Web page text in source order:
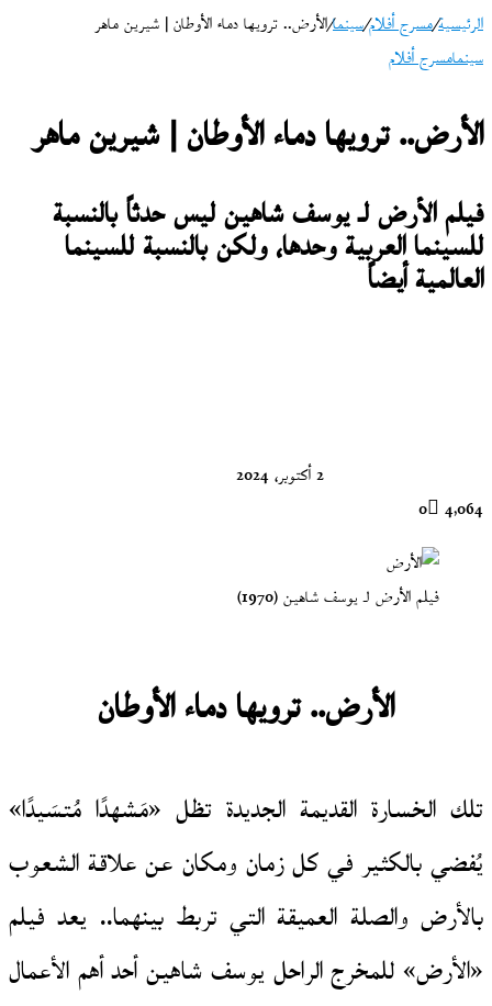
الرئيسية/مسرح أفلام/سينما/الأرض.. ترويها دماء الأوطان | شيرين ماهر
سينمامسرح أفلام
الأرض.. ترويها دماء الأوطان | شيرين ماهر
فيلم الأرض لـ يوسف شاهين ليس حدثاً بالنسبة
للسينما العربية وحدها، ولكن بالنسبة للسينما
العالمية أيضاً
2 أكتوبر، 2024
0 4٬064
فيلم الأرض لـ يوسف شاهين (1970)
الأرض.. ترويها دماء الأوطان
تلك الخسارة القديمة الجديدة تظل «مَشهدًا مُتسَيدًا»
يُفضي بالكثير في كل زمان ومكان عن علاقة الشعوب
بالأرض والصلة العميقة التي تربط بينهما.. يعد فيلم
«الأرض» للمخرج الراحل يوسف شاهين أحد أهم الأعمال